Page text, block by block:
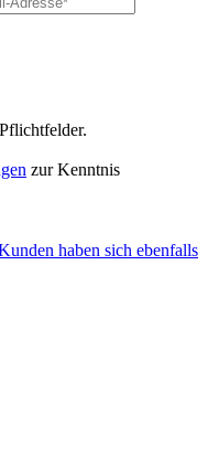
zur Kenntnis
haben sich ebenfalls